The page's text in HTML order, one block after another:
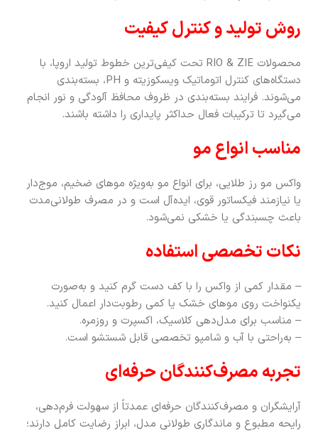
روش تولید و کنترل کیفیت
محصولات RIO & ZIE تحت کیفی‌ترین خطوط تولید اروپا، با
دستگاه‌های کنترل اتوماتیک ویسکوزیته و PH، بسته‌بندی
می‌شوند. فرایند بسته‌بندی در ظروف محافظ آلودگی و نور انجام
می‌گیرد تا ترکیبات فعال حداکثر پایداری را داشته باشند.
مناسب انواع مو
واکس مو رز طلایی، برای انواع مو به‌ویژه موهای ضخیم، موج‌دار
یا نیازمند فیکساتور قوی، ایده‌آل است و در مصرف طولانی‌مدت
باعث چسبندگی یا خشکی نمی‌شود.
نکات تخصصی استفاده
– مقدار کمی از واکس را با کف دست گرم کنید و به‌صورت
یکنواخت روی موهای خشک یا کمی رطوبت‌دار اعمال کنید.
– مناسب برای مدل‌دهی کلاسیک، اکسپرت و روزمره.
– به‌راحتی با آب و شامپو تخصصی قابل شستشو است.
تجربه مصرف‌کنندگان حرفه‌ای
آرایشگران و مصرف‌کنندگان حرفه‌ای عمدتاً از سهولت فرم‌دهی،
رایحه مطبوع و ماندگاری طولانی مدل، ابراز رضایت کامل دارند؛